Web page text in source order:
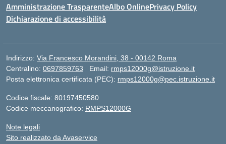
Amministrazione TrasparenteAlbo OnlinePrivacy Policy
Dichiarazione di accessibilità
Indirizzo: Via Francesco Morandini, 38 - 00142 Roma
Centralino: 0697859763 Email: rmps12000g@istruzione.it
Posta elettronica certificata (PEC): rmps12000g@pec.istruzione.it
Codice fiscale: 80197450580
Codice meccanografico: RMPS12000G
Note legali
Sito realizzato da Avaservice